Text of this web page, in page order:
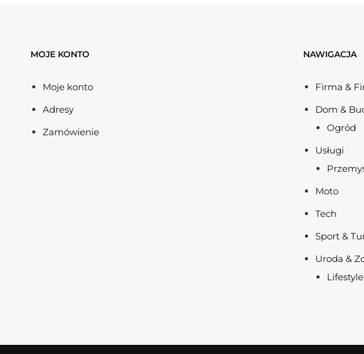
MOJE KONTO
Moje konto
Adresy
Zamówienie
NAWIGACJA
Firma &
Dom &
Ogród
Usługi
Moto
Tech
Sport &
Uroda &
Lifestyle